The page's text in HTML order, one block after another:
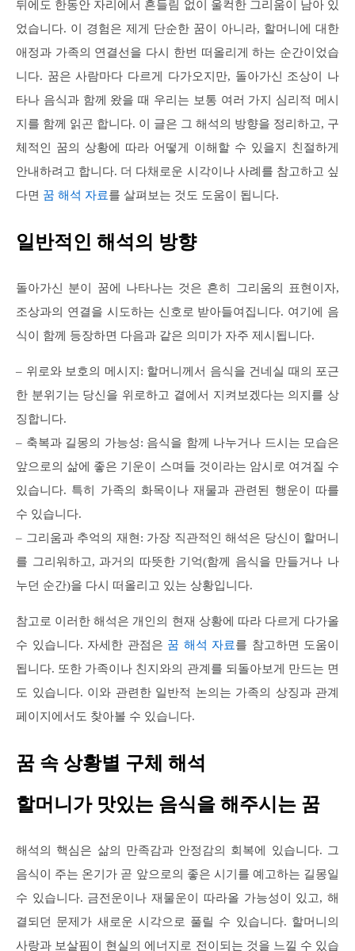
뒤에도 한동안 자리에서 흔들림 없이 울컥한 그리움이 남아 있
었습니다. 이 경험은 제게 단순한 꿈이 아니라, 할머니에 대한
애정과 가족의 연결선을 다시 한번 떠올리게 하는 순간이었습
니다. 꿈은 사람마다 다르게 다가오지만, 돌아가신 조상이 나
타나 음식과 함께 왔을 때 우리는 보통 여러 가지 심리적 메시
지를 함께 읽곤 합니다. 이 글은 그 해석의 방향을 정리하고, 구
체적인 꿈의 상황에 따라 어떻게 이해할 수 있을지 친절하게
안내하려고 합니다. 더 다채로운 시각이나 사례를 참고하고 싶
다면 꿈 해석 자료를 살펴보는 것도 도움이 됩니다.
일반적인 해석의 방향
돌아가신 분이 꿈에 나타나는 것은 흔히 그리움의 표현이자,
조상과의 연결을 시도하는 신호로 받아들여집니다. 여기에 음
식이 함께 등장하면 다음과 같은 의미가 자주 제시됩니다.
– 위로와 보호의 메시지: 할머니께서 음식을 건네실 때의 포근
한 분위기는 당신을 위로하고 곁에서 지켜보겠다는 의지를 상
징합니다.
– 축복과 길몽의 가능성: 음식을 함께 나누거나 드시는 모습은
앞으로의 삶에 좋은 기운이 스며들 것이라는 암시로 여겨질 수
있습니다. 특히 가족의 화목이나 재물과 관련된 행운이 따를
수 있습니다.
– 그리움과 추억의 재현: 가장 직관적인 해석은 당신이 할머니
를 그리워하고, 과거의 따뜻한 기억(함께 음식을 만들거나 나
누던 순간)을 다시 떠올리고 있는 상황입니다.
참고로 이러한 해석은 개인의 현재 상황에 따라 다르게 다가올
수 있습니다. 자세한 관점은 꿈 해석 자료를 참고하면 도움이
됩니다. 또한 가족이나 친지와의 관계를 되돌아보게 만드는 면
도 있습니다. 이와 관련한 일반적 논의는 가족의 상징과 관계
페이지에서도 찾아볼 수 있습니다.
꿈 속 상황별 구체 해석
할머니가 맛있는 음식을 해주시는 꿈
해석의 핵심은 삶의 만족감과 안정감의 회복에 있습니다. 그
음식이 주는 온기가 곧 앞으로의 좋은 시기를 예고하는 길몽일
수 있습니다. 금전운이나 재물운이 따라올 가능성이 있고, 해
결되던 문제가 새로운 시각으로 풀릴 수 있습니다. 할머니의
사랑과 보살핌이 현실의 에너지로 전이되는 것을 느낄 수 있습